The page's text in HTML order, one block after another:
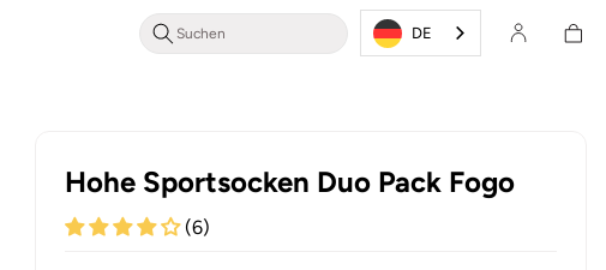
DE Login/Registrieren
Hohe Sportsocken Duo Pack Fogo
(6)